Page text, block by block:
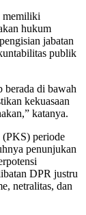
memiliki
hukum
jabatan
publik
berada di bawah
kekuasaan
katanya.
(PKS) periode
penunjukan
DPR justru
netralitas, dan